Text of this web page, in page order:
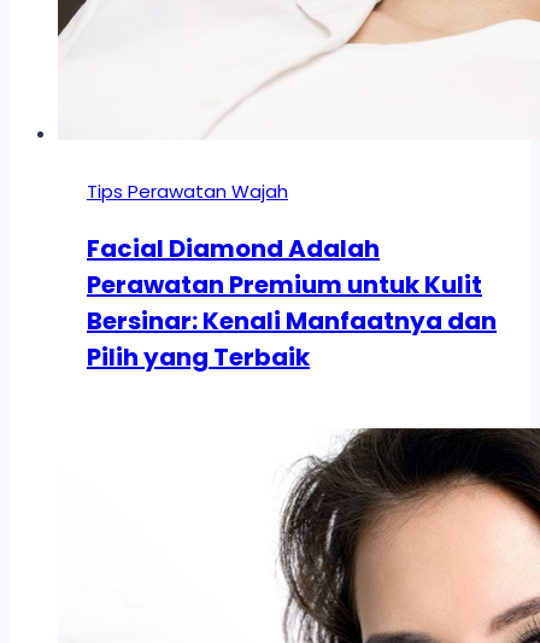
Tips Perawatan Wajah
Facial Diamond Adalah
Perawatan Premium untuk Kulit
Bersinar: Kenali Manfaatnya dan
Pilih yang Terbaik